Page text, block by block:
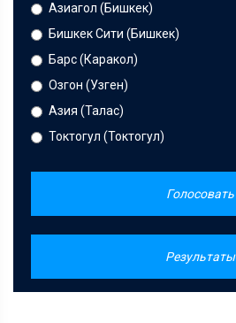
Азиагол (Бишкек)
Бишкек Сити (Бишкек)
Барс (Каракол)
Озгон (Узген)
Азия (Талас)
Токтогул (Токтогул)
Голосовать
Результаты